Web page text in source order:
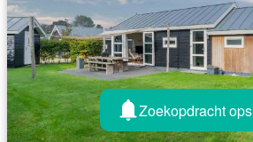
Zoekopdracht